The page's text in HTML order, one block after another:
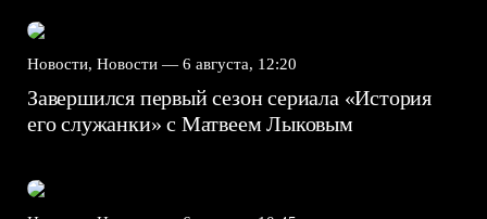
Новости, Новости — 6 августа, 12:20
Завершился первый сезон сериала «История
его служанки» с Матвеем Лыковым